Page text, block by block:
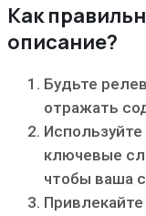
Как
описание?
Будьте
отражать
ключевые
чтобы ваша